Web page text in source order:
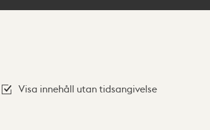
Visa innehåll utan tidsangivelse